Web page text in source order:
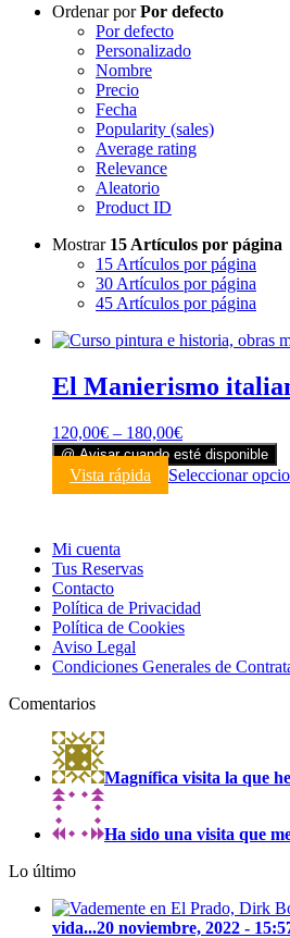
Ordenar porPor defecto
Por defecto
Personalizado
Nombre
Precio
Fecha
Popularity (sales)
Average rating
Relevance
Aleatorio
Product ID
Mostrar 15 Artículos por página
15 Artículos por página
30 Artículos por página
45 Artículos por página
El Manierismo
120,00€ – 180,00€
@ Avisar cuando esté disponible
Vista rápida Seleccionar
Mi cuenta
Tus Reservas
Contacto
Política de Privacidad
Política de Cookies
Aviso Legal
Condiciones Generales de
Comentarios
Magnífica visita la que
Ha sido una visita que
Lo último
vida...20 noviembre, 2022 -